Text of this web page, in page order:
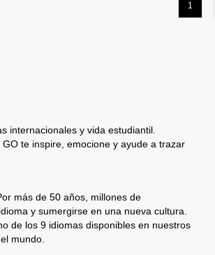
1
internacionales y vida estudiantil.
te inspire, emocione y ayude a trazar
más de 50 años, millones de
y sumergirse en una nueva cultura.
de los 9 idiomas disponibles en nuestros
mundo.